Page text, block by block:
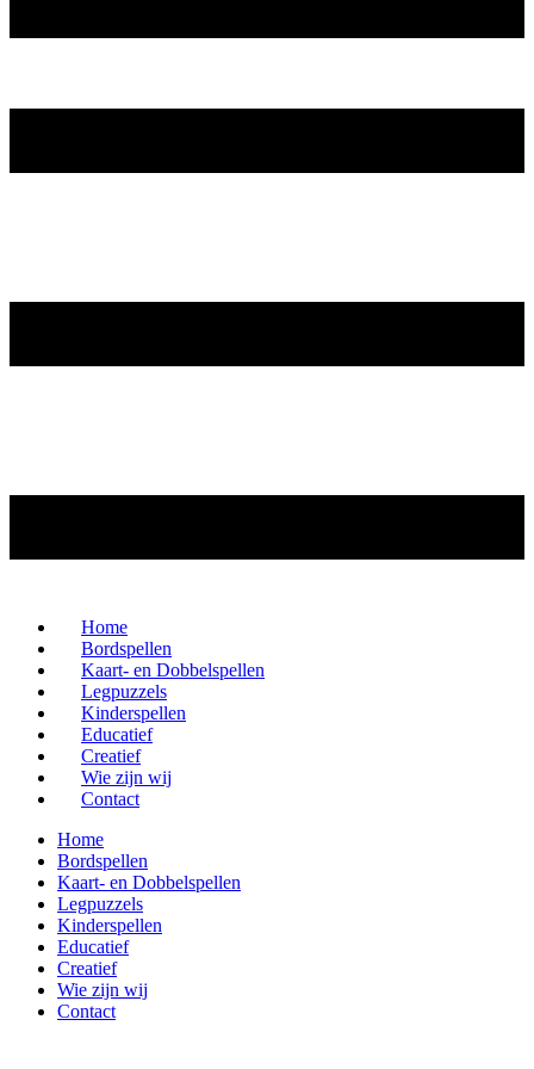
Home
Bordspellen
Kaart- en Dobbelspellen
Legpuzzels
Kinderspellen
Educatief
Creatief
Wie zijn wij
Contact
Home
Bordspellen
Kaart- en Dobbelspellen
Legpuzzels
Kinderspellen
Educatief
Creatief
Wie zijn wij
Contact